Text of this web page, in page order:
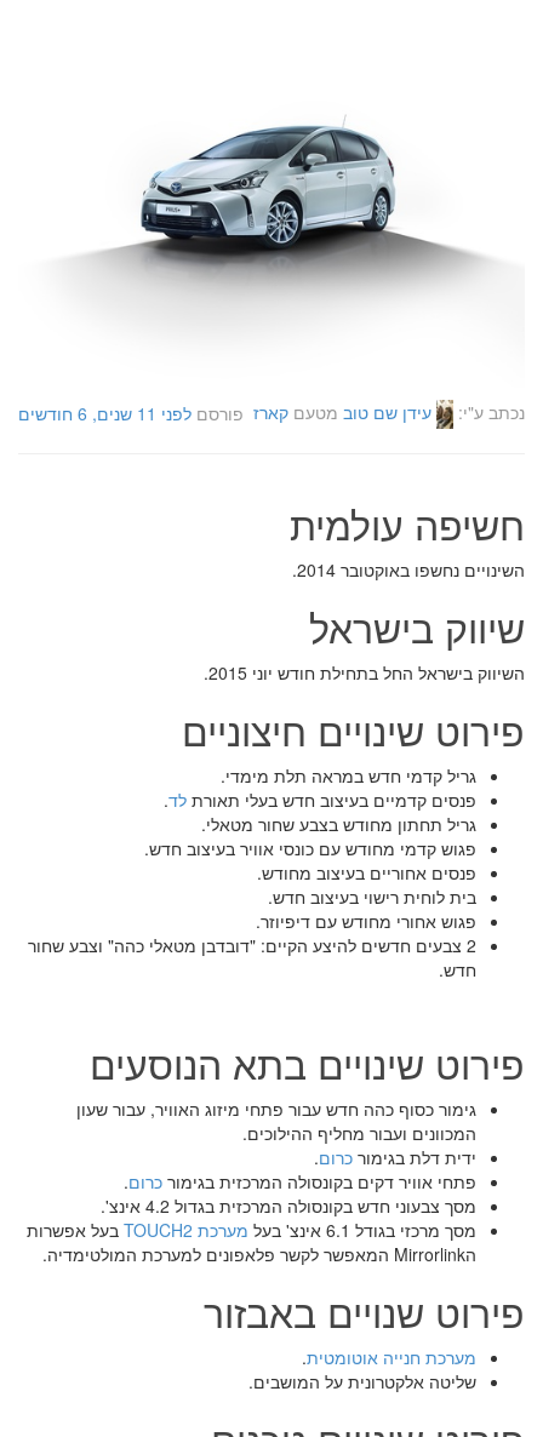
נכתב ע"י: עידן שם טוב מטעם קארז פורסם לפני 11 שנים, 6 חודשים
חשיפה עולמית
השינויים נחשפו באוקטובר 2014.
שיווק בישראל
השיווק בישראל החל בתחילת חודש יוני 2015.
פירוט שינויים חיצוניים
גריל קדמי חדש במראה תלת מימדי.
פנסים קדמיים בעיצוב חדש בעלי תאורת לד.
גריל תחתון מחודש בצבע שחור מטאלי.
פגוש קדמי מחודש עם כונסי אוויר בעיצוב חדש.
פנסים אחוריים בעיצוב מחודש.
בית לוחית רישוי בעיצוב חדש.
פגוש אחורי מחודש עם דיפיוזר.
2 צבעים חדשים להיצע הקיים: "דובדבן מטאלי כהה" וצבע שחור
חדש.
פירוט שינויים בתא הנוסעים
גימור כסוף כהה חדש עבור פתחי מיזוג האוויר, עבור שעון
המכוונים ועבור מחליף ההילוכים.
ידית דלת בגימור כרום.
פתחי אוויר דקים בקונסולה המרכזית בגימור כרום.
מסך צבעוני חדש בקונסולה המרכזית בגדול 4.2 אינצ'.
מסך מרכזי בגודל 6.1 אינצ' בעל
מערכת TOUCH2
בעל אפשרות
הMirrorlink המאפשר לקשר פלאפונים למערכת המולטימדיה.
פירוט שנויים באבזור
מערכת חנייה אוטומטית.
שליטה אלקטרונית על המושבים.